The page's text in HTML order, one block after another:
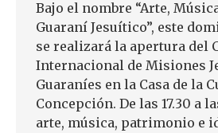
Bajo el nombre “Arte,
Guaraní Jesuítico”, este
se realizará la apertura del
Internacional de Misiones
Guaraníes en la Casa de la
Concepción. De las 17.30 a
arte, música, patrimonio e